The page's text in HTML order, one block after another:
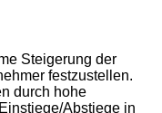
Steigerung der
festzustellen.
durch hohe
Abstiege in